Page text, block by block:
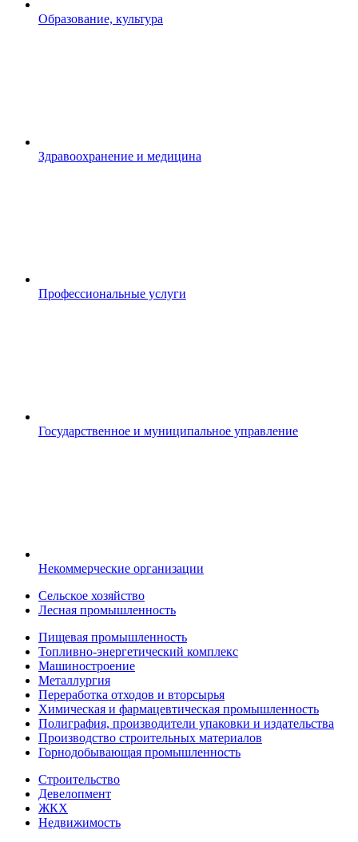
Образование, культура
Здравоохранение и медицина
Профессиональные услуги
Государственное и муниципальное управление
Некоммерческие организации
Сельское хозяйство
Лесная промышленность
Пищевая промышленность
Топливно-энергетический комплекс
Машиностроение
Металлургия
Переработка отходов и вторсырья
Химическая и фармацевтическая промышленность
Полиграфия, производители упаковки и издательства
Производство строительных материалов
Горнодобывающая промышленность
Строительство
Девелопмент
ЖКХ
Недвижимость